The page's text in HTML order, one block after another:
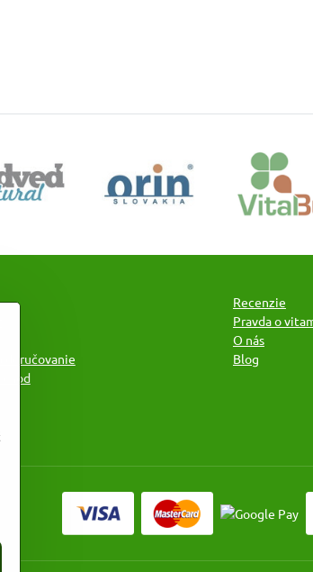
doručovanie
Recenzie
Pravda o
O nás
Blog